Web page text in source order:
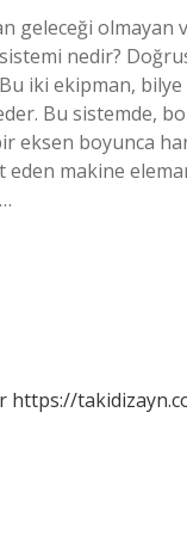
geleceği
nedir?
Bu iki ekipman,
Bu sistemde,
eksen boyunca
makine
https://